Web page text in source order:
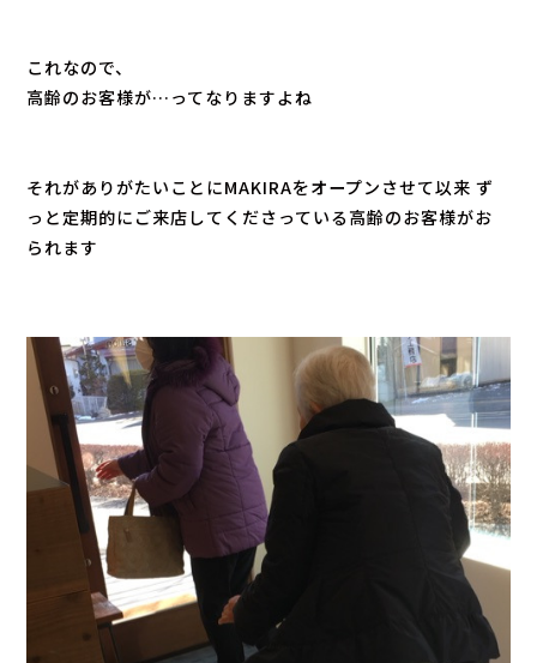
これなので、
高齢のお客様が…ってなりますよね
それがありがたいことにMAKIRAをオープンさせて以来 ず
っと定期的にご来店してくださっている高齢のお客様がお
られます